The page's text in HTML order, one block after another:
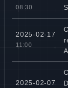
08:30
2025-02-17
11:00
2025-02-07